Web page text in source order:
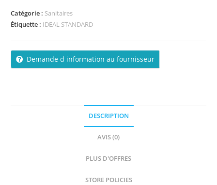
Catégorie : Sanitaires
Étiquette : IDEAL STANDARD
Demande d information au fournisseur
DESCRIPTION
AVIS (0)
PLUS D'OFFRES
STORE POLICIES